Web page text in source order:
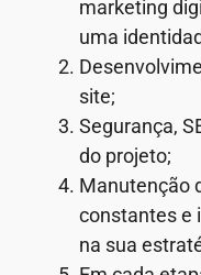
marketing
uma
site;
Segurança,
do projeto;
Manutenção
constantes e
na sua